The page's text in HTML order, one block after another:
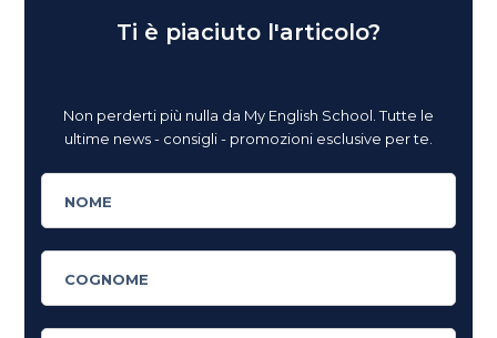
Ti è piaciuto l'articolo?
Non perderti più nulla da My English School. Tutte le
ultime news - consigli - promozioni esclusive per te.